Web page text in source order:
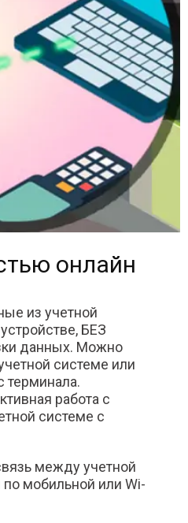
онлайн
из учетной
БЕЗ
данных. Можно
системе или
терминала.
работа с
системе с
между учетной
мобильной или Wi-